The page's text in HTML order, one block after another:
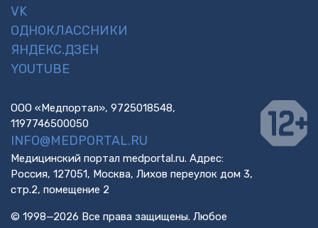
VK
ОДНОКЛАССНИКИ
ЯНДЕКС.ДЗЕН
YOUTUBE
ООО «Медпортал», 9725018548,
1197746500050
INFO@MEDPORTAL.RU
Медицинский портал medportal.ru. Адрес:
Россия, 127051, Москва, Лихов переулок дом 3,
стр.2, помещение 2
© 1998—2026 Все права защищены. Любое